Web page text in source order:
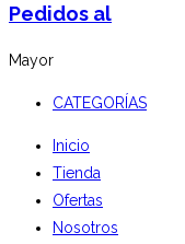
Pedidos al
Mayor
CATEGORÍAS
Inicio
Tienda
Ofertas
Nosotros